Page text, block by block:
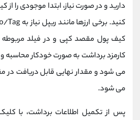
دارید و در صورت نیاز، ابتدا موجودی را
کیف ‌پول مقصد کپی و در فیلد مربوطه
کارمزد برداشت به ‌صورت خودکار محاسبه
می ‌شود و مقدار نهایی قابل ‌دریافت در
می ‌شود.